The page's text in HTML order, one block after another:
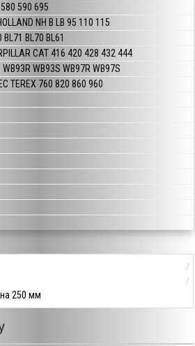
590 695
NH B LB 95 110 115
BL70 BL61
CAT 416 420 428 432 444
WB93S WB97R WB97S
TEREX 760 820 860 960
250 мм